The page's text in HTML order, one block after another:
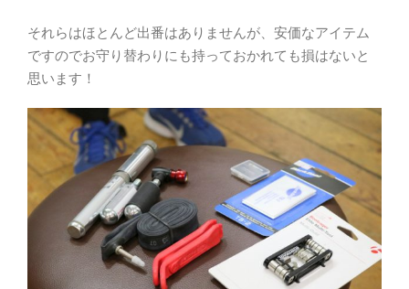
それらはほとんど出番はありませんが、安価なアイテム
ですのでお守り替わりにも持っておかれても損はないと
思います！